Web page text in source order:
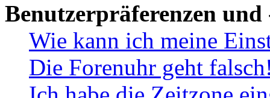
Benutzerpräferenzen und
Wie kann ich meine
Die Forenuhr geht